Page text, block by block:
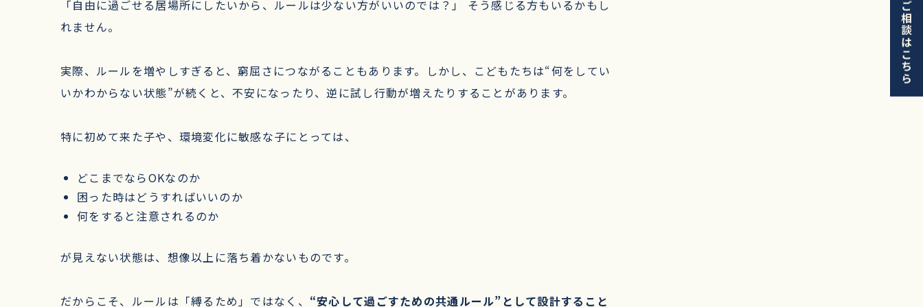
「自由に過ごせる居場所にしたいから、ルールは少ない方がいいのでは？」 そう感じる方もいるかもし
れません。
実際、ルールを増やしすぎると、窮屈さにつながることもあります。しかし、こどもたちは“何をしてい
いかわからない状態”が続くと、不安になったり、逆に試し行動が増えたりすることがあります。
特に初めて来た子や、環境変化に敏感な子にとっては、
どこまでならOKなのか
困った時はどうすればいいのか
何をすると注意されるのか
が見えない状態は、想像以上に落ち着かないものです。
だからこそ、ルールは「縛るため」ではなく、 “安心して過ごすための共通ルール”として設計すること